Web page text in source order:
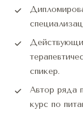
спикер.
Автор ряда
курс по